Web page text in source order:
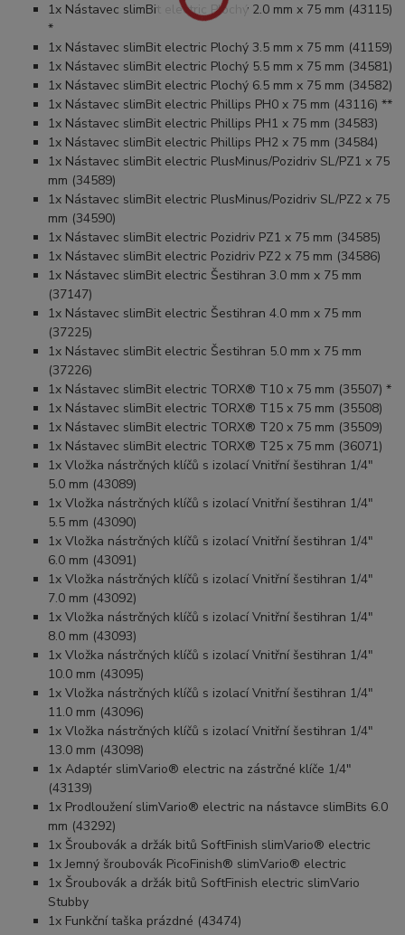
1x Nástavec slimBit electric Plochý 2.0 mm x 75 mm (43115)
*
1x Nástavec slimBit electric Plochý 3.5 mm x 75 mm (41159)
1x Nástavec slimBit electric Plochý 5.5 mm x 75 mm (34581)
1x Nástavec slimBit electric Plochý 6.5 mm x 75 mm (34582)
1x Nástavec slimBit electric Phillips PH0 x 75 mm (43116) **
1x Nástavec slimBit electric Phillips PH1 x 75 mm (34583)
1x Nástavec slimBit electric Phillips PH2 x 75 mm (34584)
1x Nástavec slimBit electric PlusMinus/Pozidriv SL/PZ1 x 75
mm (34589)
1x Nástavec slimBit electric PlusMinus/Pozidriv SL/PZ2 x 75
mm (34590)
1x Nástavec slimBit electric Pozidriv PZ1 x 75 mm (34585)
1x Nástavec slimBit electric Pozidriv PZ2 x 75 mm (34586)
1x Nástavec slimBit electric Šestihran 3.0 mm x 75 mm
(37147)
1x Nástavec slimBit electric Šestihran 4.0 mm x 75 mm
(37225)
1x Nástavec slimBit electric Šestihran 5.0 mm x 75 mm
(37226)
1x Nástavec slimBit electric TORX® T10 x 75 mm (35507) *
1x Nástavec slimBit electric TORX® T15 x 75 mm (35508)
1x Nástavec slimBit electric TORX® T20 x 75 mm (35509)
1x Nástavec slimBit electric TORX® T25 x 75 mm (36071)
1x Vložka nástrčných klíčů s izolací Vnitřní šestihran 1/4"
5.0 mm (43089)
1x Vložka nástrčných klíčů s izolací Vnitřní šestihran 1/4"
5.5 mm (43090)
1x Vložka nástrčných klíčů s izolací Vnitřní šestihran 1/4"
6.0 mm (43091)
1x Vložka nástrčných klíčů s izolací Vnitřní šestihran 1/4"
7.0 mm (43092)
1x Vložka nástrčných klíčů s izolací Vnitřní šestihran 1/4"
8.0 mm (43093)
1x Vložka nástrčných klíčů s izolací Vnitřní šestihran 1/4"
10.0 mm (43095)
1x Vložka nástrčných klíčů s izolací Vnitřní šestihran 1/4"
11.0 mm (43096)
1x Vložka nástrčných klíčů s izolací Vnitřní šestihran 1/4"
13.0 mm (43098)
1x Adaptér slimVario® electric na zástrčné klíče 1/4"
(43139)
1x Prodloužení slimVario® electric na nástavce slimBits 6.0
mm (43292)
1x Šroubovák a držák bitů SoftFinish slimVario® electric
1x Jemný šroubovák PicoFinish® slimVario® electric
1x Šroubovák a držák bitů SoftFinish electric slimVario
Stubby
1x Funkční taška prázdné (43474)